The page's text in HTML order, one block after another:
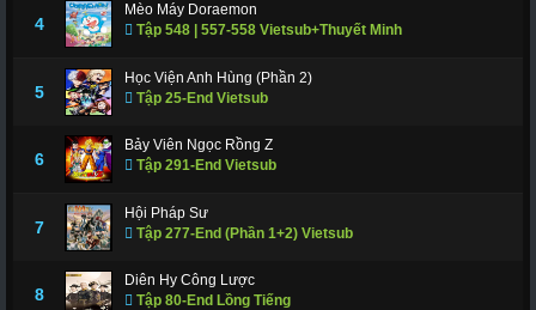
4
Mèo Máy Doraemon
Tập 548 | 557-558 Vietsub+Thuyết Minh
5
Học Viện Anh Hùng (Phần 2)
Tập 25-End Vietsub
6
Bảy Viên Ngọc Rồng Z
Tập 291-End Vietsub
7
Hội Pháp Sư
Tập 277-End (Phần 1+2) Vietsub
8
Diên Hy Công Lược
Tập 80-End Lồng Tiếng